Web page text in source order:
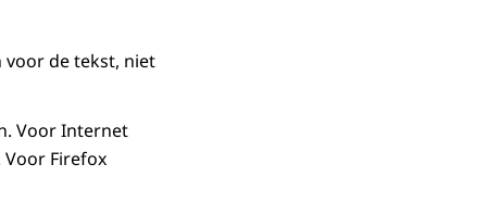
voor de tekst, niet
Voor Internet
Firefox